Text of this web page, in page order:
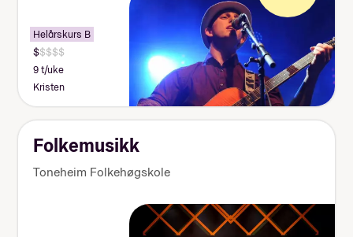
Helårskurs B
9 t/uke
Kristen
Folkemusikk
Toneheim Folkehøgskole